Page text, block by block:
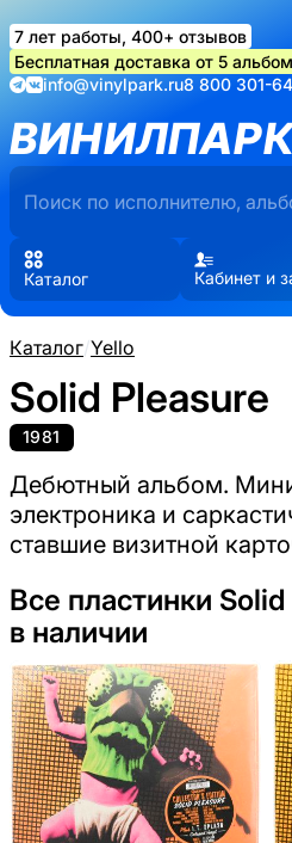
7 лет работы, 400+ отзывов
Бесплатная доставка от 5
info@vinylpark.ru8 800 301-
Каталог Кабинет и
Каталог/Yello
Solid Pleasure
1981
Дебютный альбом.
электроника и
ставшие визитной
Все пластинки
в наличии